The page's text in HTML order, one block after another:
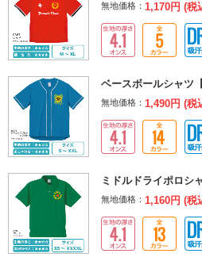
無地価格： 1,170円 (税
ベースボールシャツ
無地価格： 1,490円 (税
ミドルドライポロシ
無地価格： 1,160円 (税